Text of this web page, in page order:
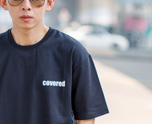
【注意事項】
１．透過由恩沛科技股份有限
交易，需依本服務之必要範圍
求債權轉讓予恩沛科技股份有
２．關於個人資料處理事宜，
https://aftee.tw/terms/#terms3
３．未成年的使用者請事先徵
「AFTEE先享後付」，若未
任。
４．使用「AFTEE先享後付」
即時審查核予不同之上限額度
結果請求用戶進行身份認證。
５．嚴禁一人註冊多個帳號或
每筆NT$120，滿